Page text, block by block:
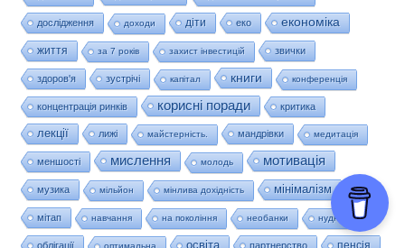
дослідження доходи діти еко економіка
життя за 7 років захист інвестицій звички
здоров'я зустрічі капітал книги конференція
концентрація ринків корисні поради критика
лекції лижі майстерність. мандрівки медитація
меншості мислення молодь мотивація
музика мільйон мінлива дохідність мінімалізм
мітап навчання на покоління необанки нудна
облігації оптимальна освіта партнерство пенсія